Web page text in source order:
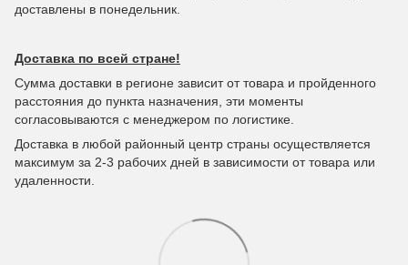
доставлены в понедельник.
Доставка по всей стране!
Сумма доставки в регионе зависит от товара и пройденного
расстояния до пункта назначения, эти моменты
согласовываются с менеджером по логистике.
Доставка в любой районный центр страны осуществляется
максимум за 2-3 рабочих дней в зависимости от товара или
удаленности.